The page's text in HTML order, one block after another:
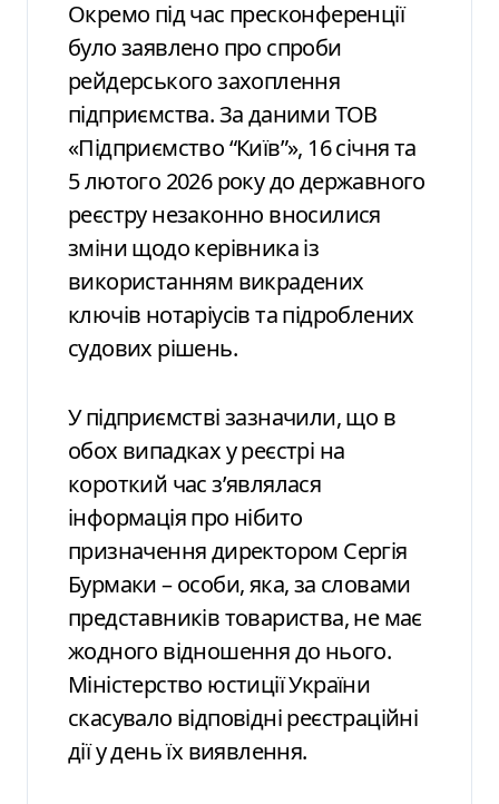
Окремо під час пресконференції
було заявлено про спроби
рейдерського захоплення
підприємства. За даними ТОВ
«Підприємство “Київ”», 16 січня та
5 лютого 2026 року до державного
реєстру незаконно вносилися
зміни щодо керівника із
використанням викрадених
ключів нотаріусів та підроблених
судових рішень.
У підприємстві зазначили, що в
обох випадках у реєстрі на
короткий час з’являлася
інформація про нібито
призначення директором Сергія
Бурмаки – особи, яка, за словами
представників товариства, не має
жодного відношення до нього.
Міністерство юстиції України
скасувало відповідні реєстраційні
дії у день їх виявлення.